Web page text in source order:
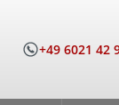
+49 6021 42